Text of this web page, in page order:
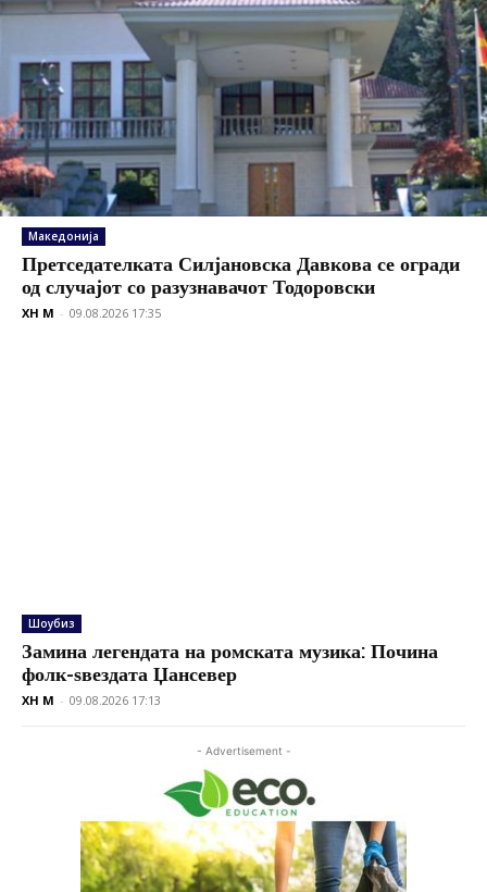
Македонија
Претседателката Силјановска Давкова се огради
од случајот со разузнавачот Тодоровски
XH M - 09.08.2026 17:35
Шоубиз
Замина легендата на ромската музика: Почина
фолк-ѕвездата Џансевер
XH M - 09.08.2026 17:13
- Advertisement -